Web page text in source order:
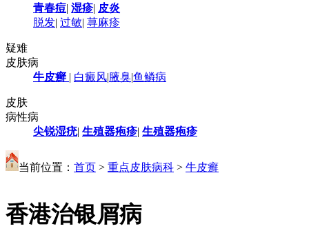
青春痘| 湿疹| 皮炎
脱发| 过敏| 荨麻疹
疑难
皮肤病
牛皮癣 | 白癜风|腋臭|鱼鳞病
皮肤
病性病
尖锐湿疣| 生殖器疱疹| 生殖器疱疹
当前位置： 首页 > 重点皮肤病科 > 牛皮癣
香港治银屑病